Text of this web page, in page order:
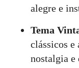
alegre e
Tema
clássicos e
nostalgia e